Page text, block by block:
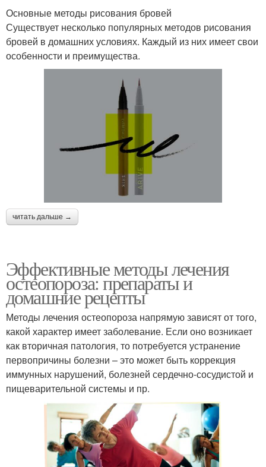
Основные методы рисования бровей
Существует несколько популярных методов рисования
бровей в домашних условиях. Каждый из них имеет свои
особенности и преимущества.
читать дальше →
Эффективные методы лечения
остеопороза: препараты и
домашние рецепты
Методы лечения остеопороза напрямую зависят от того,
какой характер имеет заболевание. Если оно возникает
как вторичная патология, то потребуется устранение
первопричины болезни – это может быть коррекция
иммунных нарушений, болезней сердечно-сосудистой и
пищеварительной системы и пр.